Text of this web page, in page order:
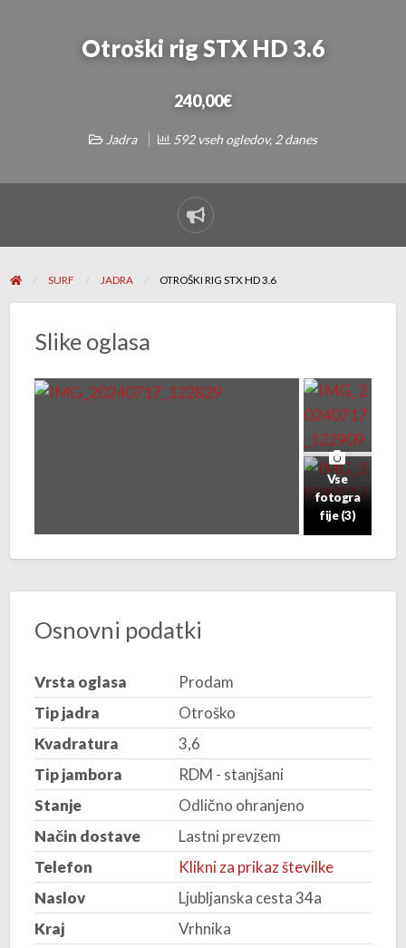
Otroški rig STX HD 3.6
240,00€
Jadra 592 vseh ogledov, 2 danes
Sporoči
Problem
SURF JADRA OTROŠKI RIG STX HD 3.6
Slike oglasa
Vse
fotogra
fije (3)
Osnovni podatki
Vrsta oglasa
Prodam
Tip jadra
Otroško
Kvadratura
3,6
Tip jambora
RDM - stanjšani
Stanje
Odlično ohranjeno
Način dostave
Lastni prevzem
Telefon
Klikni za prikaz številke
Naslov
Ljubljanska cesta 34a
Kraj
Vrhnika